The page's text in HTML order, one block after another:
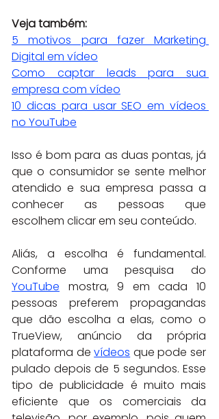
Veja também:
5 motivos para fazer Marketing
Digital em vídeo
Como captar leads para sua
empresa com vídeo
10 dicas para usar SEO em vídeos
no YouTube
Isso é bom para as duas pontas, já
que o consumidor se sente melhor
atendido e sua empresa passa a
conhecer as pessoas que
escolhem clicar em seu conteúdo.
Aliás, a escolha é fundamental.
YouTube mostra, 9 em cada 10
pessoas preferem propagandas
que dão escolha a elas, como o
TrueView, anúncio da própria
plataforma de vídeos que pode ser
pulado depois de 5 segundos. Esse
tipo de publicidade é muito mais
eficiente que os comerciais da